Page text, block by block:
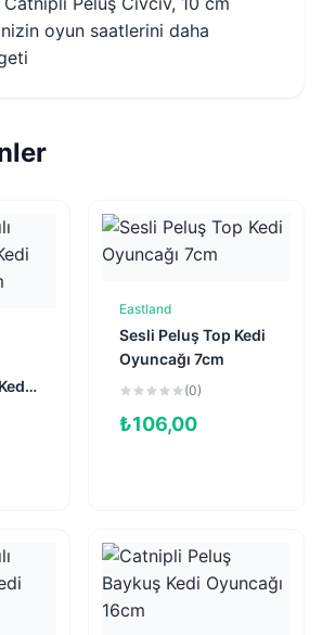
oyun saatlerini daha
Sepete Ekle
Eastland
Sesli Peluş Top Kedi
Oyuncağı 7cm
(0)
₺106,00